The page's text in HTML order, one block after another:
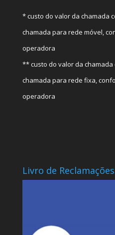
* custo do valor da chamada
chamada para rede móvel,
operadora
** custo do valor da
chamada para rede fixa,
operadora
Livro de